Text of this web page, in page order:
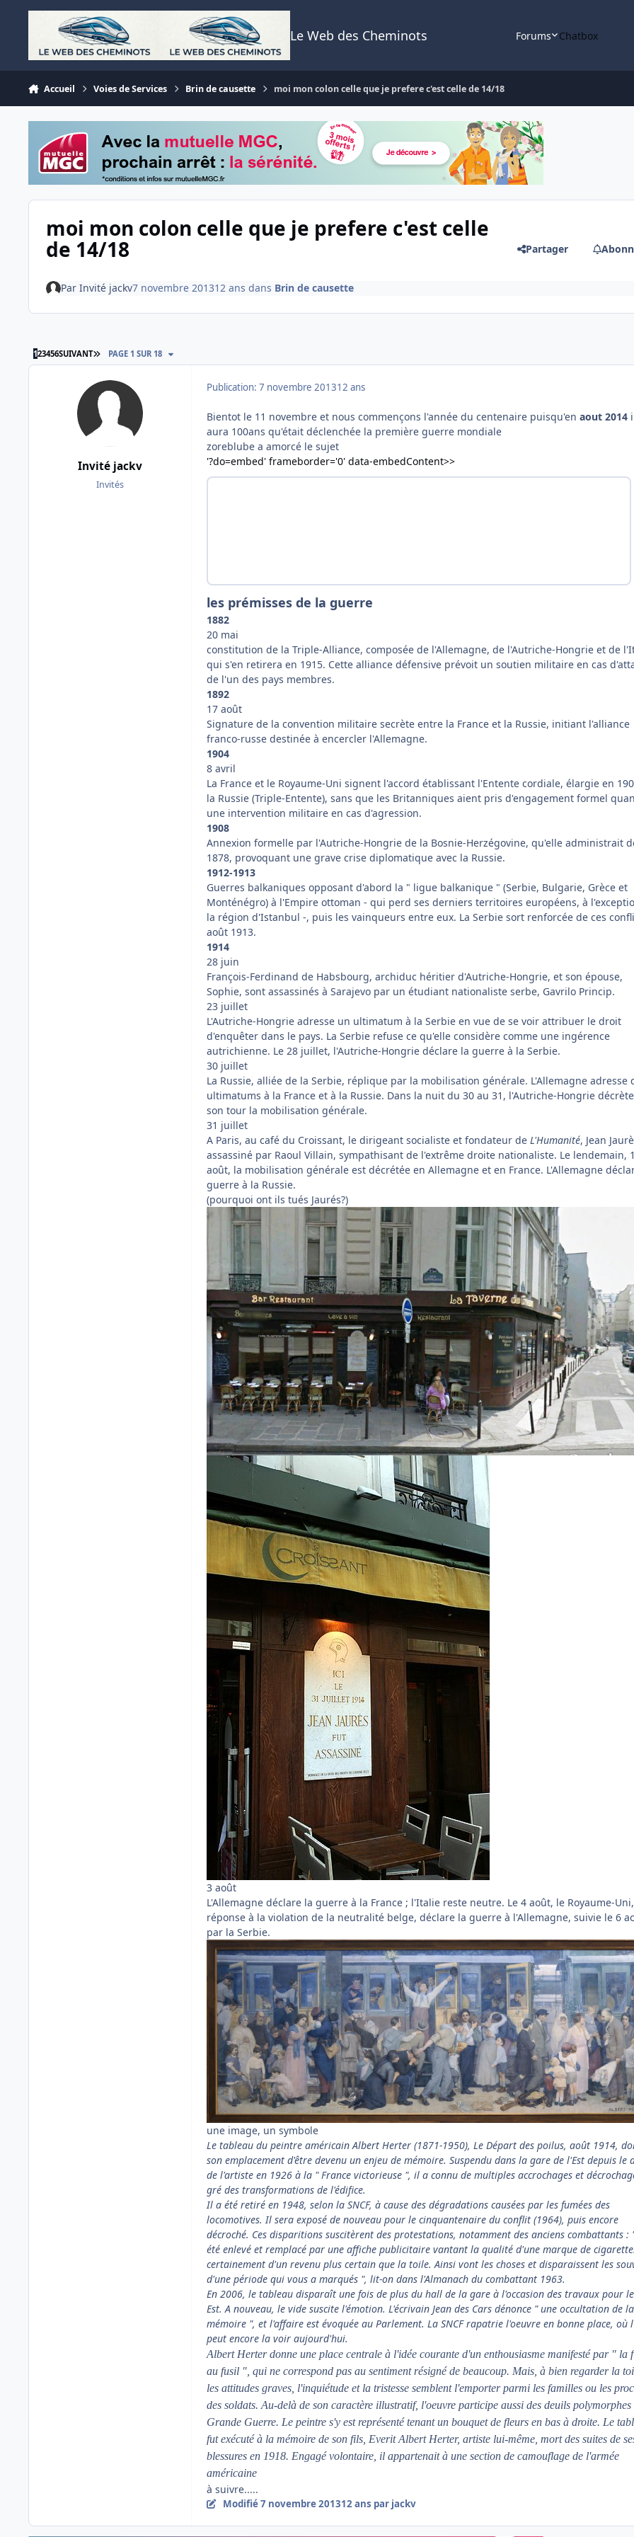
Aller au contenu
Le Web des Cheminots Forums Chatbox
Accueil Voies de Services Brin de causette moi mon colon celle que je prefere c'est celle de 14/18
moi mon colon celle que je prefere c'est celle
de 14/18 Partager
Par Invité jackv7 novembre 201312 ans dans Brin de causette
123456SUIVANT DERNIÈRE PAGE
PAGE 1 SUR 18
Invité jackv
Invités
Publication: 7 novembre 201312 ans
Bientot le 11 novembre et nous commençons l'année du centenaire puisqu'en aout 2014
aura 100ans qu'était déclenchée la première guerre mondiale
zoreblube a amorcé le sujet
'?do=embed' frameborder='0' data-embedContent>>
les prémisses de la guerre
1882
20 mai
constitution de la Triple-Alliance, composée de l'Allemagne, de l'Autriche-Hongrie et de
qui s'en retirera en 1915. Cette alliance défensive prévoit un soutien militaire en cas
de l'un des pays membres.
1892
17 août
Signature de la convention militaire secrète entre la France et la Russie, initiant l'alliance
franco-russe destinée à encercler l'Allemagne.
1904
8 avril
La France et le Royaume-Uni signent l'accord établissant l'Entente cordiale, élargie en
la Russie (Triple-Entente), sans que les Britanniques aient pris d'engagement formel
une intervention militaire en cas d'agression.
1908
Annexion formelle par l'Autriche-Hongrie de la Bosnie-Herzégovine, qu'elle administrait
1878, provoquant une grave crise diplomatique avec la Russie.
1912-1913
Guerres balkaniques opposant d'abord la " ligue balkanique " (Serbie, Bulgarie, Grèce et
Monténégro) à l'Empire ottoman - qui perd ses derniers territoires européens, à
la région d'Istanbul -, puis les vainqueurs entre eux. La Serbie sort renforcée de ces
août 1913.
1914
28 juin
François-Ferdinand de Habsbourg, archiduc héritier d'Autriche-Hongrie, et son épouse,
Sophie, sont assassinés à Sarajevo par un étudiant nationaliste serbe, Gavrilo Princip.
23 juillet
L'Autriche-Hongrie adresse un ultimatum à la Serbie en vue de se voir attribuer le droit
d'enquêter dans le pays. La Serbie refuse ce qu'elle considère comme une ingérence
autrichienne. Le 28 juillet, l'Autriche-Hongrie déclare la guerre à la Serbie.
30 juillet
La Russie, alliée de la Serbie, réplique par la mobilisation générale. L'Allemagne adresse
ultimatums à la France et à la Russie. Dans la nuit du 30 au 31, l'Autriche-Hongrie
son tour la mobilisation générale.
31 juillet
A Paris, au café du Croissant, le dirigeant socialiste et fondateur de L'Humanité, Jean
assassiné par Raoul Villain, sympathisant de l'extrême droite nationaliste. Le lendemain,
août, la mobilisation générale est décrétée en Allemagne et en France. L'Allemagne
guerre à la Russie.
(pourquoi ont ils tués Jaurés?)
3 août
L'Allemagne déclare la guerre à la France ; l'Italie reste neutre. Le 4 août, le Royaume-
réponse à la violation de la neutralité belge, déclare la guerre à l'Allemagne, suivie le 6
par la Serbie.
une image, un symbole
Le tableau du peintre américain Albert Herter (1871-1950), Le Départ des poilus, août 1914,
son emplacement d'être devenu un enjeu de mémoire. Suspendu dans la gare de l'Est depuis le
de l'artiste en 1926 à la " France victorieuse ", il a connu de multiples accrochages et
gré des transformations de l'édifice.
Il a été retiré en 1948, selon la SNCF, à cause des dégradations causées par les fumées des
locomotives. Il sera exposé de nouveau pour le cinquantenaire du conflit (1964), puis encore
décroché. Ces disparitions suscitèrent des protestations, notamment des anciens combattants :
été enlevé et remplacé par une affiche publicitaire vantant la qualité d'une marque de
certainement d'un revenu plus certain que la toile. Ainsi vont les choses et disparaissent les
d'une période qui vous a marqués ", lit-on dans l'Almanach du combattant 1963.
En 2006, le tableau disparaît une fois de plus du hall de la gare à l'occasion des travaux pour le
Est. A nouveau, le vide suscite l'émotion. L'écrivain Jean des Cars dénonce " une occultation de la
mémoire ", et l'affaire est évoquée au Parlement. La SNCF rapatrie l'oeuvre en bonne place, où
peut encore la voir aujourd'hui.
Albert Herter donne une place centrale à l'idée courante d'un enthousiasme manifesté par " la
au fusil ", qui ne correspond pas au sentiment résigné de beaucoup. Mais, à bien regarder la
les attitudes graves, l'inquiétude et la tristesse semblent l'emporter parmi les familles ou les
des soldats. Au-delà de son caractère illustratif, l'oeuvre participe aussi des deuils polymorphes
Grande Guerre. Le peintre s'y est représenté tenant un bouquet de fleurs en bas à droite. Le
fut exécuté à la mémoire de son fils, Everit Albert Herter, artiste lui-même, mort des suites de
blessures en 1918. Engagé volontaire, il appartenait à une section de camouflage de l'armée
américaine
à suivre.....
Modifié7 novembre 201312 ans par jackv